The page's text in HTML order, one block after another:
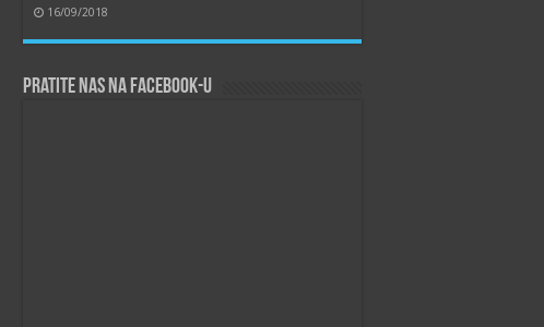
16/09/2018
Pratite nas na Facebook-u